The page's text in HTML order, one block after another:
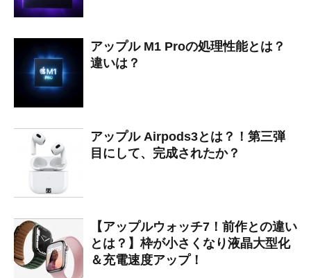
アップル M1 Proの処理性能とは？
違いは？
アップル Airpods3とは？！第三弾
目にして、完成されたか？
【アップルウォッチ7！前作との違い
とは？】枠が小さくなり液晶大型化
＆充電速度アップ！